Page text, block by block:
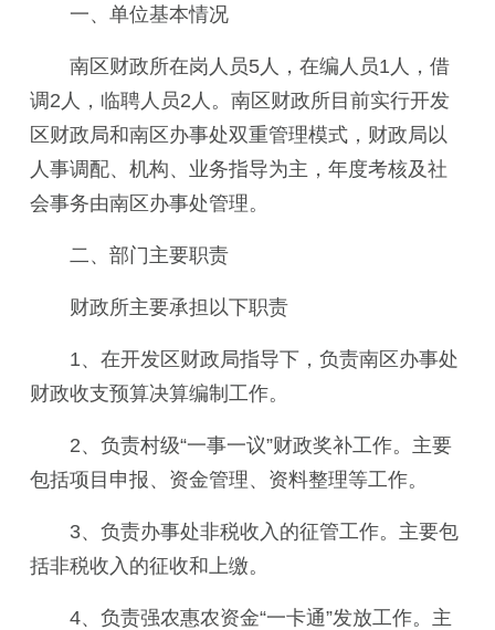
一、单位基本情况
南区财政所在岗人员5人，在编人员1人，借
调2人，临聘人员2人。南区财政所目前实行开发
区财政局和南区办事处双重管理模式，财政局以
人事调配、机构、业务指导为主，年度考核及社
会事务由南区办事处管理。
二、部门主要职责
财政所主要承担以下职责
1、在开发区财政局指导下，负责南区办事处
财政收支预算决算编制工作。
2、 负责村级“一事一议”财政奖补工作。主要
包括项目 申报、资金管理、资料整理等工作。
3、 负责办事处非税收入的征管工作。主要包
括非税收入 的征收和上缴。
4、 负责强农惠农资金“一卡通”发放工作。主